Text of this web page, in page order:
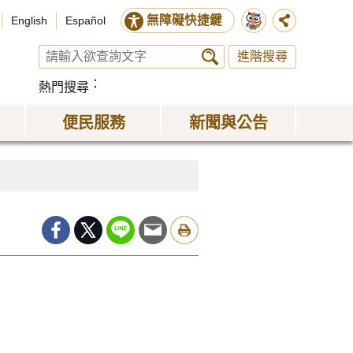
English Español 無障礙快捷鍵
進階搜尋
熱門搜尋
便民服務 新聞與公告